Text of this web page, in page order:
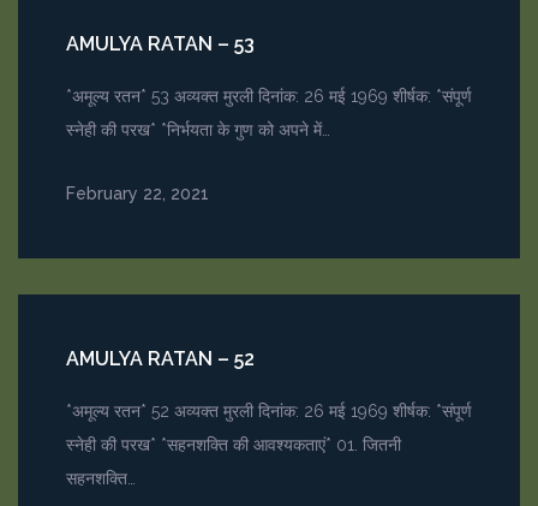
AMULYA RATAN – 53
*अमूल्य रतन* 53 अव्यक्त मुरली दिनांक: 26 मई 1969 शीर्षक: *संपूर्ण
स्नेही की परख* *निर्भयता के गुण को अपने में…
February 22, 2021
AMULYA RATAN – 52
*अमूल्य रतन* 52 अव्यक्त मुरली दिनांक: 26 मई 1969 शीर्षक: *संपूर्ण
स्नेही की परख* *सहनशक्ति की आवश्यकताएं* 01. जितनी
सहनशक्ति…